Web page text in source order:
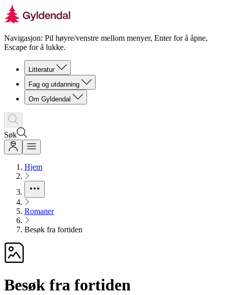
Navigasjon: Pil høyre/venstre mellom menyer, Enter for å åpne,
Escape for å lukke.
Litteratur
Fag og utdanning
Om Gyldendal
Søk
Hjem
Romaner
Besøk fra fortiden
Besøk fra fortiden